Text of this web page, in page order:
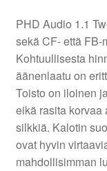
PHD Audio 1.1
sekä CF- että
Kohtuullisesta
äänenlaatu on
Toisto on iloinen
eikä rasita
silkkiä. Kalotin
ovat hyvin
mahdollisimman